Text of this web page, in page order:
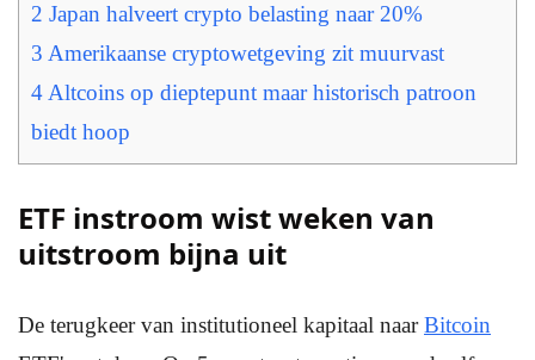
2 Japan halveert crypto belasting naar 20%
3 Amerikaanse cryptowetgeving zit muurvast
4 Altcoins op dieptepunt maar historisch patroon
biedt hoop
ETF instroom wist weken van
uitstroom bijna uit
De terugkeer van institutioneel kapitaal naarBitcoin